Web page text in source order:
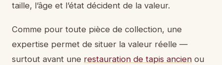
taille, l’âge et l’état décident de la valeur.
Comme pour toute pièce de collection, une
expertise permet de situer la valeur réelle —
surtout avant une restauration de tapis ancien ou